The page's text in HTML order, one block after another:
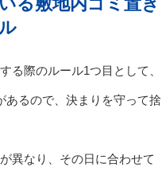
る際のルール1つ目として、
あるので、決まりを守って捨
異なり、その日に合わせて